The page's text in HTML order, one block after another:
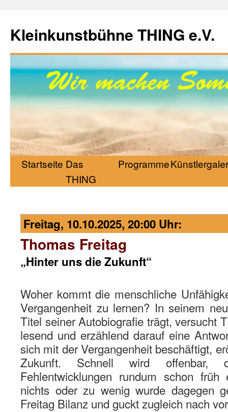
Kleinkunstbühne THING e.V.
Startseite Das
THING
Programme
Freitag, 10.10.2025, 20:00 Uhr:
Thomas Freitag
„Hinter uns die Zukunft“
Woher kommt die menschliche
Vergangenheit zu lernen? In seinem
Titel seiner Autobiografie trägt, versucht
lesend und erzählend darauf eine
sich mit der Vergangenheit beschäftigt,
Zukunft. Schnell wird offenbar,
Fehlentwicklungen rundum schon früh
nichts oder zu wenig wurde dagegen
Freitag Bilanz und guckt zugleich nach